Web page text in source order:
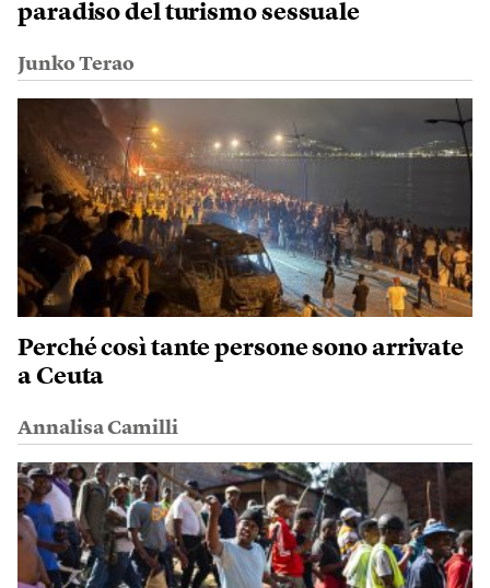
paradiso del turismo sessuale
Junko Terao
Perché così tante persone sono arrivate
a Ceuta
Annalisa Camilli